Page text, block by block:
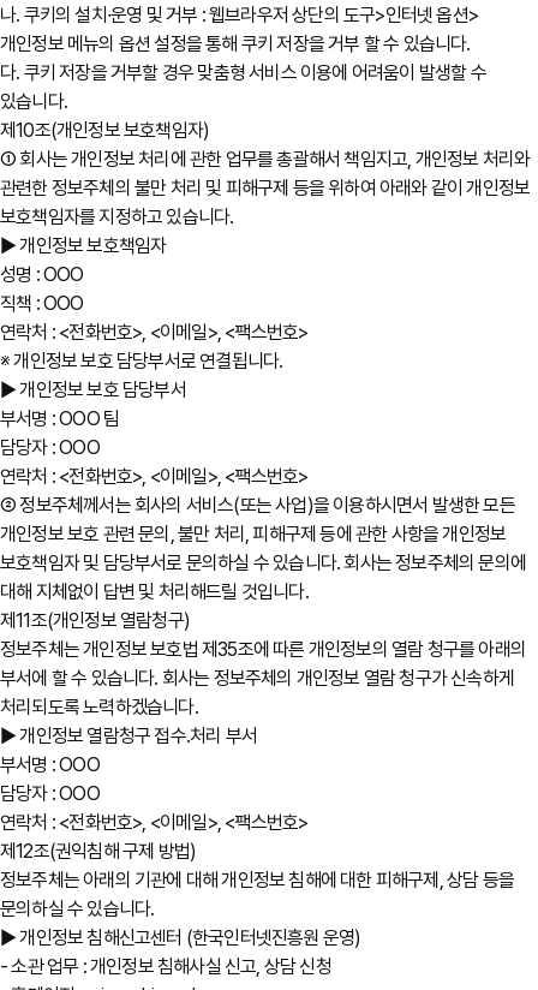
나. 쿠키의 설치∙운영 및 거부 : 웹브라우저 상단의 도구>인터넷 옵션>
개인정보 메뉴의 옵션 설정을 통해 쿠키 저장을 거부 할 수 있습니다.
다. 쿠키 저장을 거부할 경우 맞춤형 서비스 이용에 어려움이 발생할 수
있습니다.
제10조(개인정보 보호책임자)
① 회사는 개인정보 처리에 관한 업무를 총괄해서 책임지고, 개인정보 처리와
관련한 정보주체의 불만 처리 및 피해구제 등을 위하여 아래와 같이 개인정보
보호책임자를 지정하고 있습니다.
▶ 개인정보 보호책임자
성명 : OOO
직책 : OOO
연락처 : <전화번호>, <이메일>, <팩스번호>
※ 개인정보 보호 담당부서로 연결됩니다.
▶ 개인정보 보호 담당부서
부서명 : OOO 팀
담당자 : OOO
연락처 : <전화번호>, <이메일>, <팩스번호>
② 정보주체께서는 회사의 서비스(또는 사업)을 이용하시면서 발생한 모든
개인정보 보호 관련 문의, 불만 처리, 피해구제 등에 관한 사항을 개인정보
보호책임자 및 담당부서로 문의하실 수 있습니다. 회사는 정보주체의 문의에
대해 지체없이 답변 및 처리해드릴 것입니다.
제11조(개인정보 열람청구)
정보주체는 개인정보 보호법 제35조에 따른 개인정보의 열람 청구를 아래의
부서에 할 수 있습니다. 회사는 정보주체의 개인정보 열람 청구가 신속하게
처리되도록 노력하겠습니다.
▶ 개인정보 열람청구 접수․처리 부서
부서명 : OOO
담당자 : OOO
연락처 : <전화번호>, <이메일>, <팩스번호>
제12조(권익침해 구제 방법)
정보주체는 아래의 기관에 대해 개인정보 침해에 대한 피해구제, 상담 등을
문의하실 수 있습니다.
▶ 개인정보 침해신고센터 (한국인터넷진흥원 운영)
- 소관 업무 : 개인정보 침해사실 신고, 상담 신청